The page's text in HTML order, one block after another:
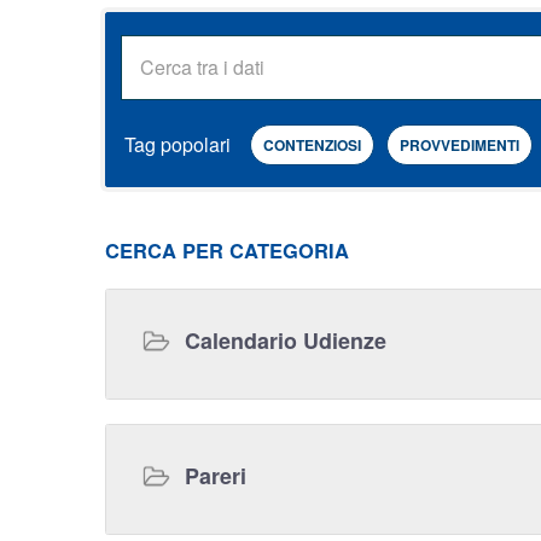
Tag popolari CONTENZIOSI PROVVEDIMENTI
CERCA PER CATEGORIA
Calendario Udienze
Pareri